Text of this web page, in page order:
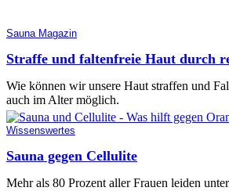
Sauna Magazin
Straffe und faltenfreie Haut durch
Wie können wir unsere Haut straffen und
auch im Alter möglich.
Wissenswertes
Sauna gegen Cellulite
Mehr als 80 Prozent aller Frauen leiden